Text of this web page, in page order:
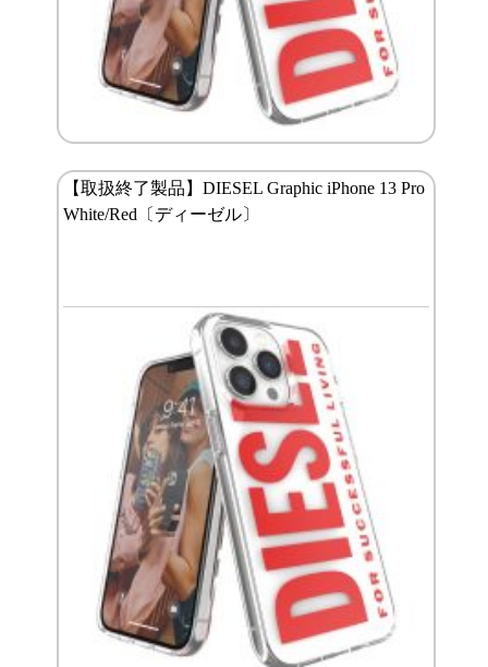
【取扱終了製品】DIESEL Graphic iPhone 13 Pro
White/Red〔ディーゼル〕